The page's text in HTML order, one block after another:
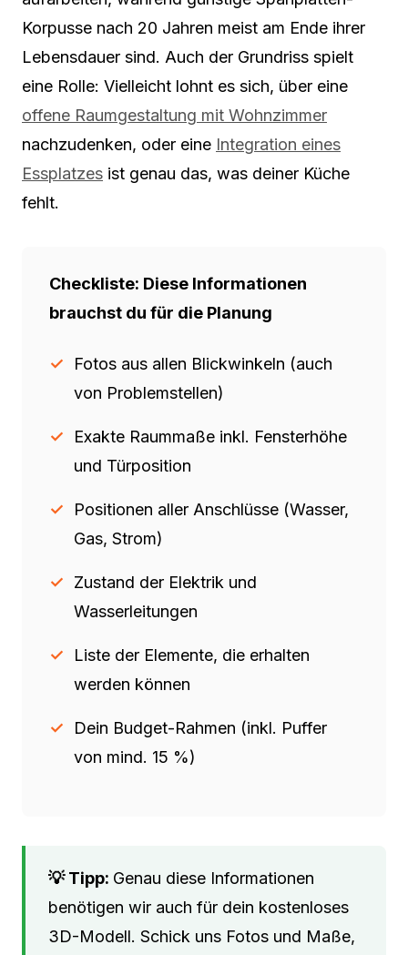
Korpusse nach 20 Jahren meist am Ende ihrer
Lebensdauer sind. Auch der Grundriss spielt
eine Rolle: Vielleicht lohnt es sich, über eine
offene Raumgestaltung mit Wohnzimmer
nachzudenken, oder eine Integration eines
Essplatzes ist genau das, was deiner Küche
fehlt.
Checkliste: Diese Informationen
brauchst du für die Planung
Fotos aus allen Blickwinkeln (auch
von Problemstellen)
Exakte Raummaße inkl. Fensterhöhe
und Türposition
Positionen aller Anschlüsse (Wasser,
Gas, Strom)
Zustand der Elektrik und
Wasserleitungen
Liste der Elemente, die erhalten
werden können
Dein Budget-Rahmen (inkl. Puffer
von mind. 15 %)
Genau diese Informationen
benötigen wir auch für dein kostenloses
3D-Modell. Schick uns Fotos und Maße,